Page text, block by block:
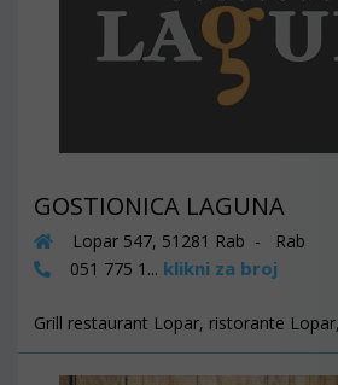
GOSTIONICA LAGUNA
Lopar 547, 51281 Rab - Rab
051 775 1... klikni za broj
Grill restaurant Lopar, ristorante